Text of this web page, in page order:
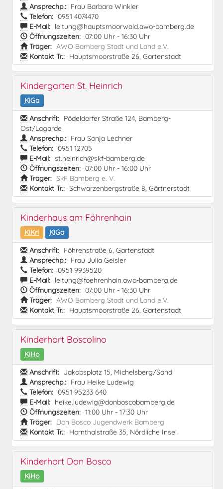
Ansprechp.: Frau Barbara Winkler
Telefon: 0951 4074470
E-Mail: leitung@hauptsmoorwald.awo-bamberg.de
Öffnungszeiten: 07:00 Uhr - 16:30 Uhr
Träger: AWO Bamberg Stadt und Land e.V.
Kontakt Tr.: Hauptsmoorstraße 26, Gartenstadt
Kindergarten St. Heinrich
KiGa
Anschrift: Pödeldorfer Straße 124, Bamberg-
Ost/Lagarde
Ansprechp.: Frau Sonja Lechner
Telefon: 0951 12705
E-Mail: st.heinrich@skf-bamberg.de
Öffnungszeiten: 07:00 Uhr - 16:00 Uhr
Träger: SkF Bamberg e. V.
Kontakt Tr.: Schwarzenbergstraße 8, Gärtnerstadt
Kinderhaus am Föhrenhain
KiKri
KiGa
Anschrift: Föhrenstraße 6, Gartenstadt
Ansprechp.: Frau Julia Geisler
Telefon: 0951 9939520
E-Mail: leitung@foehrenhain.awo-bamberg.de
Öffnungszeiten: 07:00 Uhr - 16:30 Uhr
Träger: AWO Bamberg Stadt und Land e.V.
Kontakt Tr.: Hauptsmoorstraße 26, Gartenstadt
Kinderhort Boscolino
KiHo
Anschrift: Jakobsplatz 15, Michelsberg/Sand
Ansprechp.: Frau Heike Ludewig
Telefon: 0951 95233 640
E-Mail: heike.ludewig@donboscobamberg.de
Öffnungszeiten: 11:00 Uhr - 17:30 Uhr
Träger: Don Bosco Jugendwerk Bamberg
Kontakt Tr.: Hornthalstraße 35, Nördliche Insel
Kinderhort Don Bosco
KiHo